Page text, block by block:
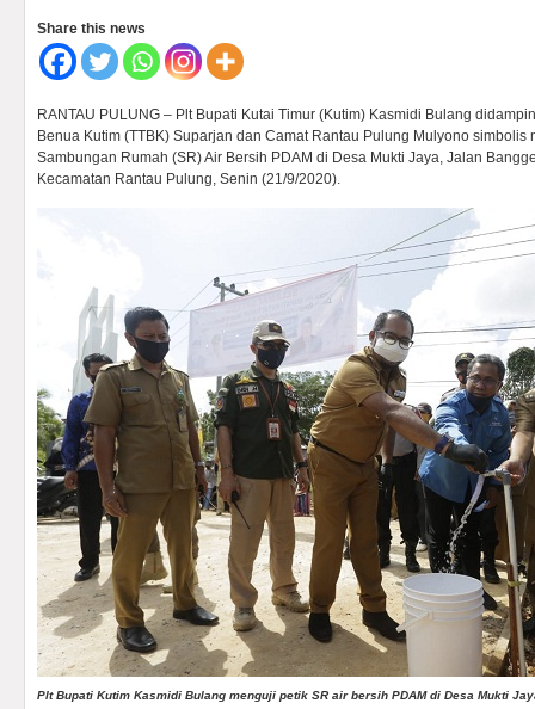
Share this news
RANTAU PULUNG – Plt Bupati Kutai Timur (Kutim) Kasmidi Bulang
Benua Kutim (TTBK) Suparjan dan Camat Rantau Pulung Mulyono simbolis
Sambungan Rumah (SR) Air Bersih PDAM di Desa Mukti Jaya, Jalan
Kecamatan Rantau Pulung, Senin (21/9/2020).
Plt Bupati Kutim Kasmidi Bulang menguji petik SR air bersih PDAM di Desa Mukti